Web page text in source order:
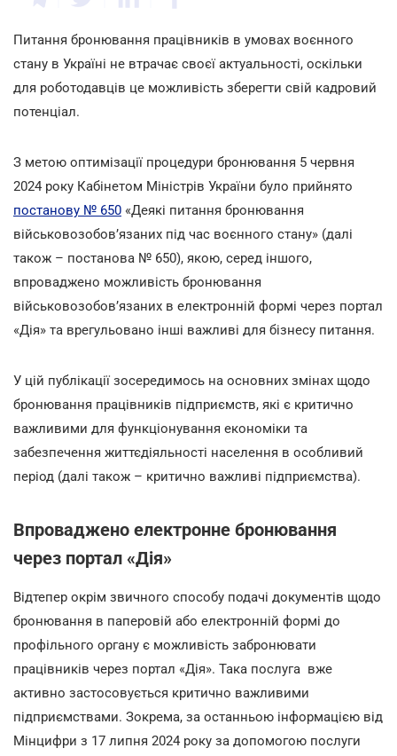
Питання бронювання працівників в умовах воєнного
стану в Україні не втрачає своєї актуальності, оскільки
для роботодавців це можливість зберегти свій кадровий
потенціал.
З метою оптимізації процедури бронювання 5 червня
2024 року Кабінетом Міністрів України було прийнято
постанову № 650 «Деякі питання бронювання
військовозобов’язаних під час воєнного стану» (далі
також – постанова № 650), якою, серед іншого,
впроваджено можливість бронювання
військовозобов’язаних в електронній формі через портал
«Дія» та врегульовано інші важливі для бізнесу питання.
У цій публікації зосередимось на основних змінах щодо
бронювання працівників підприємств, які є критично
важливими для функціонування економіки та
забезпечення життєдіяльності населення в особливий
період (далі також – критично важливі підприємства).
Впроваджено електронне бронювання
через портал «Дія»
Відтепер окрім звичного способу подачі документів щодо
бронювання в паперовій або електронній формі до
профільного органу є можливість забронювати
працівників через портал «Дія». Така послуга вже
активно застосовується критично важливими
підприємствами. Зокрема, за останньою інформацією від
Мінцифри з 17 липня 2024 року за допомогою послуги